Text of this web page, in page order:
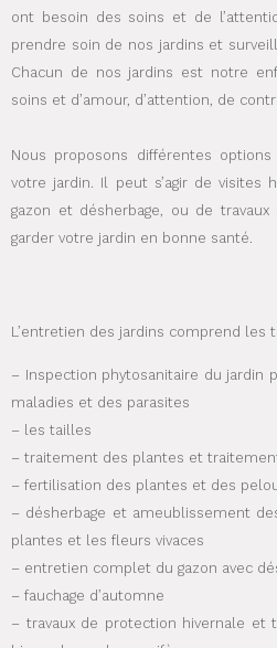
ont besoin des soins et de
prendre soin de nos jardins et
Chacun de nos jardins est notre
soins et d’amour, d’attention, de
Nous proposons différentes
votre jardin. Il peut s’agir de visites
gazon et désherbage, ou de
garder votre jardin en bonne santé.
L’entretien des jardins comprend les
– Inspection phytosanitaire du jardin
maladies et des parasites
– les tailles
– traitement des plantes et
– fertilisation des plantes et des
– désherbage et ameublissement
plantes et les fleurs vivaces
– entretien complet du gazon avec
– fauchage d’automne
– travaux de protection hivernale et